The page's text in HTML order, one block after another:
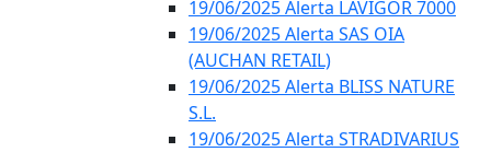
19/06/2025 Alerta LAVIGOR 7000
19/06/2025 Alerta SAS OIA
(AUCHAN RETAIL)
19/06/2025 Alerta BLISS NATURE
S.L.
19/06/2025 Alerta STRADIVARIUS